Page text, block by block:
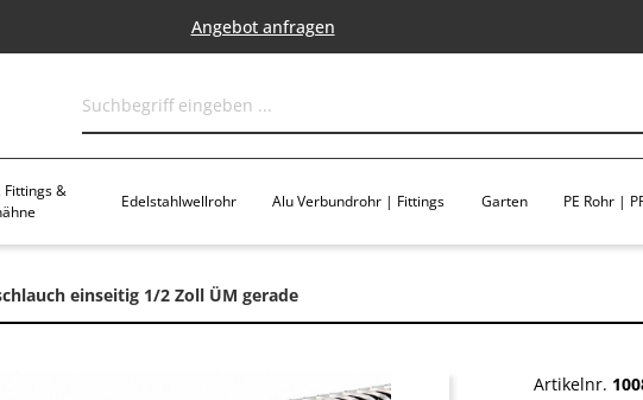
Angebot anfragen
Fittings &
Edelstahlwellrohr Alu Verbundrohr | Fittings Garten PE Rohr |
einseitig 1/2 Zoll ÜM gerade
Artikelnr.